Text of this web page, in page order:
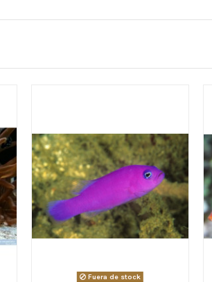
Fuera de stock